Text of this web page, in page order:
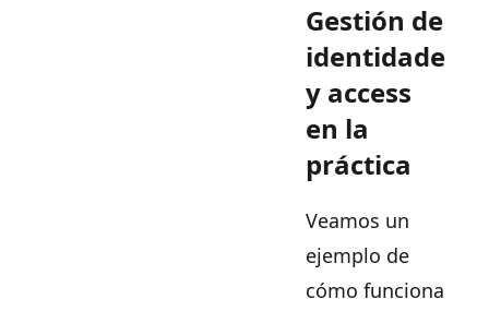
Gestión de
identidades
y access
en la
práctica
Veamos un
ejemplo de
cómo funciona